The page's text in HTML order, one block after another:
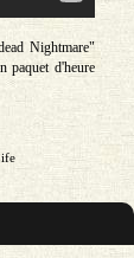
Nightmare"
paquet d'heure